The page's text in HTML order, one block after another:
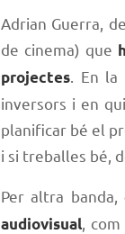
Adrian Guerra,
de cinema) que
projectes. En la
inversors i en
planificar bé el
i si treballes bé,
Per altra banda,
audiovisual ,